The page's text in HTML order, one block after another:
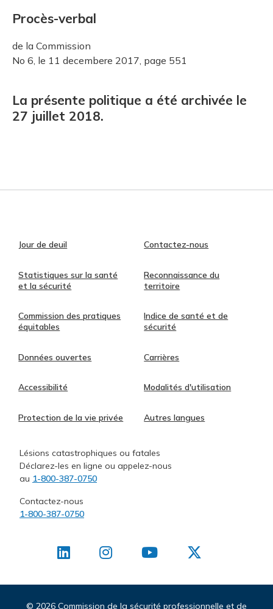
Procès-verbal
de la Commission
No 6, le 11 decembere 2017, page 551
La présente politique a été archivée le
27 juillet 2018.
Jour de deuil Contactez-nous
Statistiques sur la santé
et la sécurité
Reconnaissance du
territoire
Commission des pratiques
équitables
Indice de santé et de
sécurité
Données ouvertes Carrières
Accessibilité Modalités d'utilisation
Protection de la vie privée Autres langues
Lésions catastrophiques ou fatales
Déclarez-les en ligne ou appelez-nous
au 1-800-387-0750
Contactez-nous
1-800-387-0750
© 2026 Commission de la sécurité professionnelle et de